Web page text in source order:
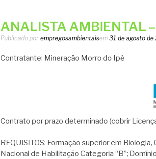
ANALISTA AMBIENTAL
Publicado por empregosambientaisem 31 de agosto de
Contratante: Mineração Morro do Ipê
Contrato por prazo determinado (cobrir
REQUISITOS: Formação superior em
Nacional de Habilitação Categoria “B”;